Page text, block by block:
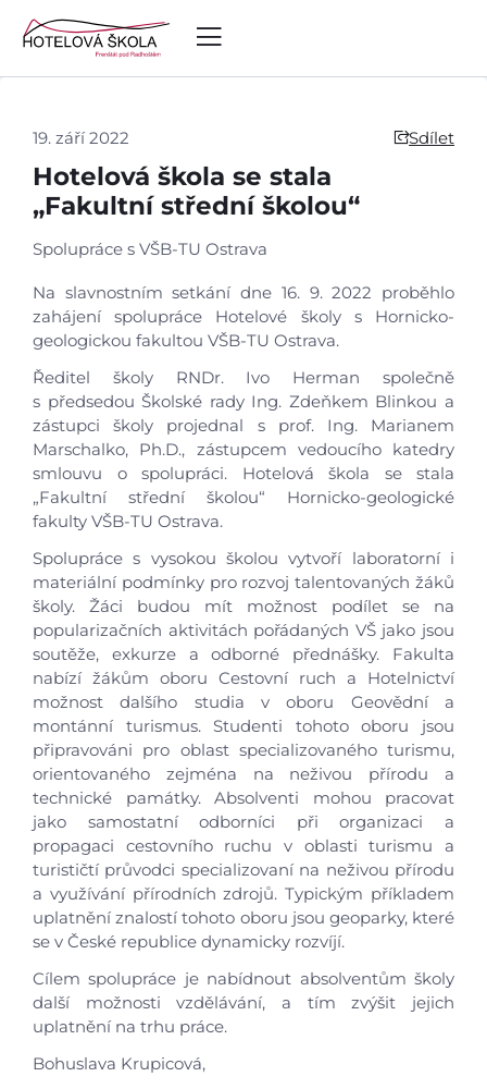
Úvod
Aktuálně
Škola
Studium
Projekty
Foto
Video a audio
19. září 2022 Sdílet
Hotelová škola se stala
„Fakultní střední školou“
Spolupráce s VŠB-TU Ostrava
Na slavnostním setkání dne 16. 9. 2022 proběhlo
zahájení spolupráce Hotelové školy s Hornicko-
geologickou fakultou VŠB-TU Ostrava.
Ředitel školy RNDr. Ivo Herman společně
s předsedou Školské rady Ing. Zdeňkem Blinkou a
zástupci školy projednal s prof. Ing. Marianem
Marschalko, Ph.D., zástupcem vedoucího katedry
smlouvu o spolupráci. Hotelová škola se stala
„Fakultní střední školou“ Hornicko-geologické
fakulty VŠB-TU Ostrava.
Spolupráce s vysokou školou vytvoří laboratorní i
materiální podmínky pro rozvoj talentovaných žáků
školy. Žáci budou mít možnost podílet se na
popularizačních aktivitách pořádaných VŠ jako jsou
soutěže, exkurze a odborné přednášky. Fakulta
nabízí žákům oboru Cestovní ruch a Hotelnictví
možnost dalšího studia v oboru Geovědní a
montánní turismus. Studenti tohoto oboru jsou
připravováni pro oblast specializovaného turismu,
orientovaného zejména na neživou přírodu a
technické památky. Absolventi mohou pracovat
jako samostatní odborníci při organizaci a
propagaci cestovního ruchu v oblasti turismu a
turističtí průvodci specializovaní na neživou přírodu
a využívání přírodních zdrojů. Typickým příkladem
uplatnění znalostí tohoto oboru jsou geoparky, které
se v České republice dynamicky rozvíjí.
Cílem spolupráce je nabídnout absolventům školy
další možnosti vzdělávání, a tím zvýšit jejich
uplatnění na trhu práce.
Bohuslava Krupicová,